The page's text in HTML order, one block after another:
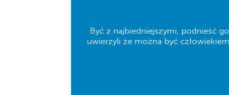
Być z najbiedniejszymi, podnieść
uwierzyli że można być